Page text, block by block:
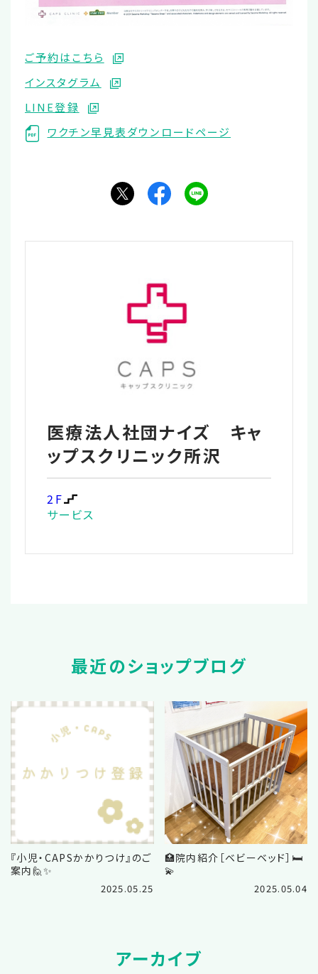
ご予約はこちら
インスタグラム
LINE登録
ワクチン早見表ダウンロードページ
医療法人社団ナイズ キャ
ップスクリニック所沢
2F
サービス
最近のショップブログ
『小児・CAPSかかりつけ』のご
案内🙋✨️
2025.05.25
🏥院内紹介［ベビーベッド］🛏️
💫
2025.05.04
アーカイブ